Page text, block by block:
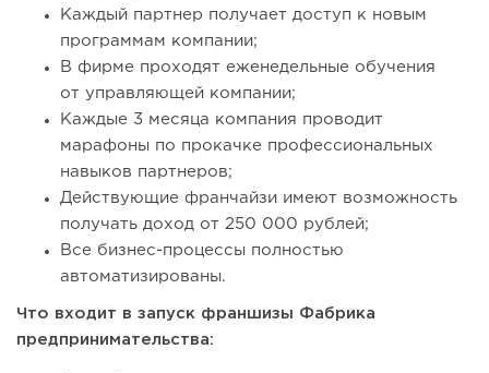
Каждый партнер получает доступ к новым
программам компании;
В фирме проходят еженедельные обучения
от управляющей компании;
Каждые 3 месяца компания проводит
марафоны по прокачке профессиональных
навыков партнеров;
Действующие франчайзи имеют возможность
получать доход от 250 000 рублей;
Все бизнес-процессы полностью
автоматизированы.
Что входит в запуск франшизы Фабрика
предпринимательства: